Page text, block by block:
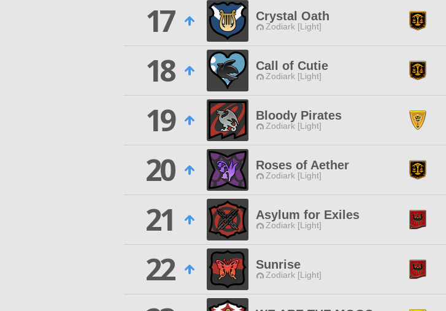
17
Crystal Oath
Zodiark [Light]
18
Call of Cutie
Zodiark [Light]
19
Bloody Pirates
Zodiark [Light]
20
Roses of Aether
Zodiark [Light]
21
Asylum for Exiles
Zodiark [Light]
22
Sunrise
Zodiark [Light]